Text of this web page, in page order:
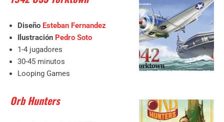
Diseño Esteban Fernandez
Ilustración Pedro Soto
1-4 jugadores
30-45 minutos
Looping Games
Orb Hunters